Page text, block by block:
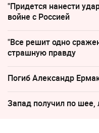
"Придется нанести
войне с Россией
"Все решит одно
страшную правду
Погиб Александр
Запад получил по